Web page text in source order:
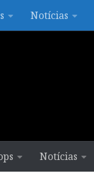
Notícias
Notícias